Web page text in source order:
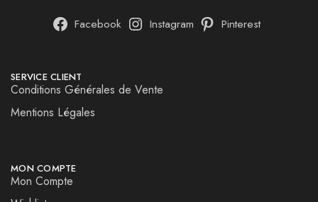
Facebook Instagram Pinterest
SERVICE CLIENT
Conditions Générales de Vente
Mentions Légales
MON COMPTE
Mon Compte